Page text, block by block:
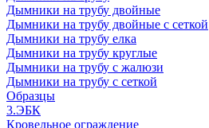
Дымники на трубу двoйные
Дымники на трубу двoйные с сеткой
Дымники на трубу елка
Дымники на трубу круглые
Дымники на трубу с жалюзи
Дымники на трубу с сеткой
Образцы
3.ЭБК
Кровельное ограждение